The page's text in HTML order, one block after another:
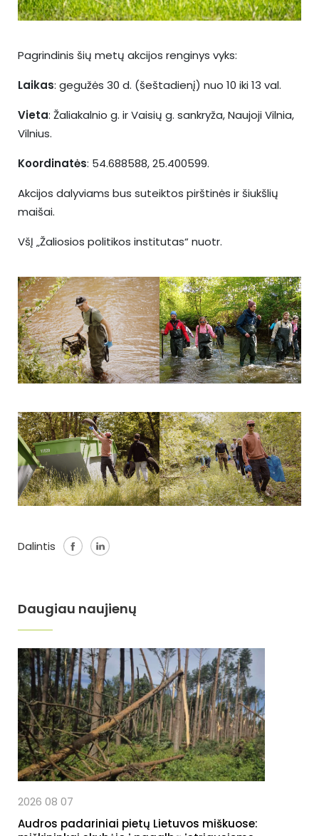
Pagrindinis šių metų akcijos renginys vyks:
Laikas: gegužės 30 d. (šeštadienį) nuo 10 iki 13 val.
Vieta: Žaliakalnio g. ir Vaisių g. sankryža, Naujoji Vilnia,
Vilnius.
Koordinatės: 54.688588, 25.400599.
Akcijos dalyviams bus suteiktos pirštinės ir šiukšlių
maišai.
VšĮ „Žaliosios politikos institutas“ nuotr.
Dalintis
Daugiau naujienų
2026 08 07
Audros padariniai pietų Lietuvos miškuose: